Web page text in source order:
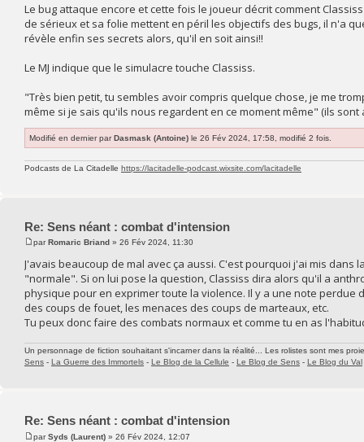
Le bug attaque encore et cette fois le joueur décrit comment
de sérieux et sa folie mettent en péril les objectifs des bugs, il n'a
révèle enfin ses secrets alors, qu'il en soit ainsi!!
Le MJ indique que le simulacre touche Classiss.
"Très bien petit, tu sembles avoir compris quelque chose, je me
même si je sais qu'ils nous regardent en ce moment même" (ils
Modifié en dernier parDasmask (Antoine) le 26 Fév 2024, 17:58, modifié 2 fois.
Podcasts de La Citadelle https://lacitadelle-podcast.wixsite.com/lacitadelle
Re: Sens néant : combat d'intension
parRomaric Briand » 26 Fév 2024, 11:30
J'avais beaucoup de mal avec ça aussi. C'est pourquoi j'ai mis
"normale". Si on lui pose la question, Classiss dira alors qu'il a
physique pour en exprimer toute la violence. Il y a une note
des coups de fouet, les menaces des coups de marteaux, etc.
Tu peux donc faire des combats normaux et comme tu en as
Un personnage de fiction souhaitant s'incarner dans la réalité... Les rolistes sont mes
Sens - La Guerre des Immortels - Le Blog de la Cellule - Le Blog de Sens - Le Blog du Val
Re: Sens néant : combat d'intension
parSyds (Laurent) » 26 Fév 2024, 12:07